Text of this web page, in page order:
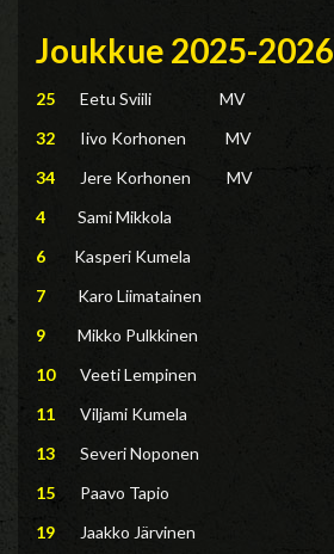
Joukkue 2025-2026
25 Eetu Sviili MV
32 Iivo Korhonen MV
34 Jere Korhonen MV
4
Sami Mikkola
6 Kasperi Kumela
7 Karo Liimatainen
9 Mikko Pulkkinen
10Veeti Lempinen
11 Viljami Kumela
13 Severi Noponen
15 Paavo Tapio
19 Jaakko Järvinen